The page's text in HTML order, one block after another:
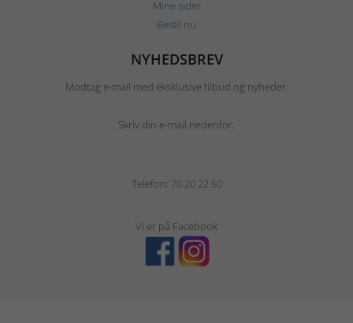
Mine sider
Bestil nu
NYHEDSBREV
Modtag e-mail med eksklusive tilbud og nyheder.
Skriv din e-mail nedenfor.
Telefon: 70 20 22 50
Vi er på Facebook